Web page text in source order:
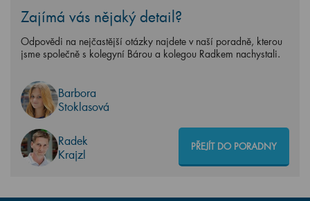
Zajímá vás nějaký detail?
Odpovědi na nejčastější otázky najdete v naší poradně, kterou
jsme společně s kolegyní Bárou a kolegou Radkem nachystali.
Barbora
Stoklasová
Radek
Krajzl
PŘEJÍT DO PORADNY